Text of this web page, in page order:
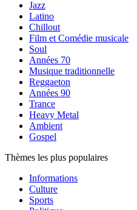
Jazz
Latino
Chillout
Film et Comédie musicale
Soul
Années 70
Musique traditionnelle
Reggaeton
Années 90
Trance
Heavy Metal
Ambient
Gospel
Thèmes les plus populaires
Informations
Culture
Sports